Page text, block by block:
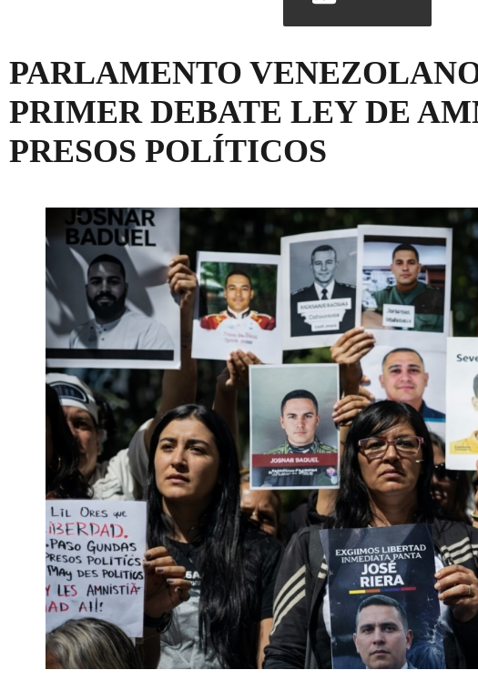
PARLAMENTO
PRIMER DEBATE LEY DE
PRESOS POLÍTICOS